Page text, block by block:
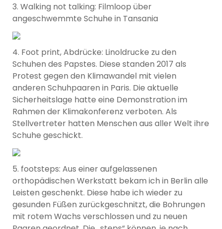
3. Walking not talking: Filmloop über
angeschwemmte Schuhe in Tansania
4. Foot print, Abdrücke: Linoldrucke zu den
Schuhen des Papstes. Diese standen 2017 als
Protest gegen den Klimawandel mit vielen
anderen Schuhpaaren in Paris. Die aktuelle
Sicherheitslage hatte eine Demonstration im
Rahmen der Klimakonferenz verboten. Als
Stellvertreter hatten Menschen aus aller Welt ihre
Schuhe geschickt.
5. footsteps: Aus einer aufgelassenen
orthopädischen Werkstatt bekam ich in Berlin alle
Leisten geschenkt. Diese habe ich wieder zu
gesunden Füßen zurückgeschnitzt, die Bohrungen
mit rotem Wachs verschlossen und zu neuen